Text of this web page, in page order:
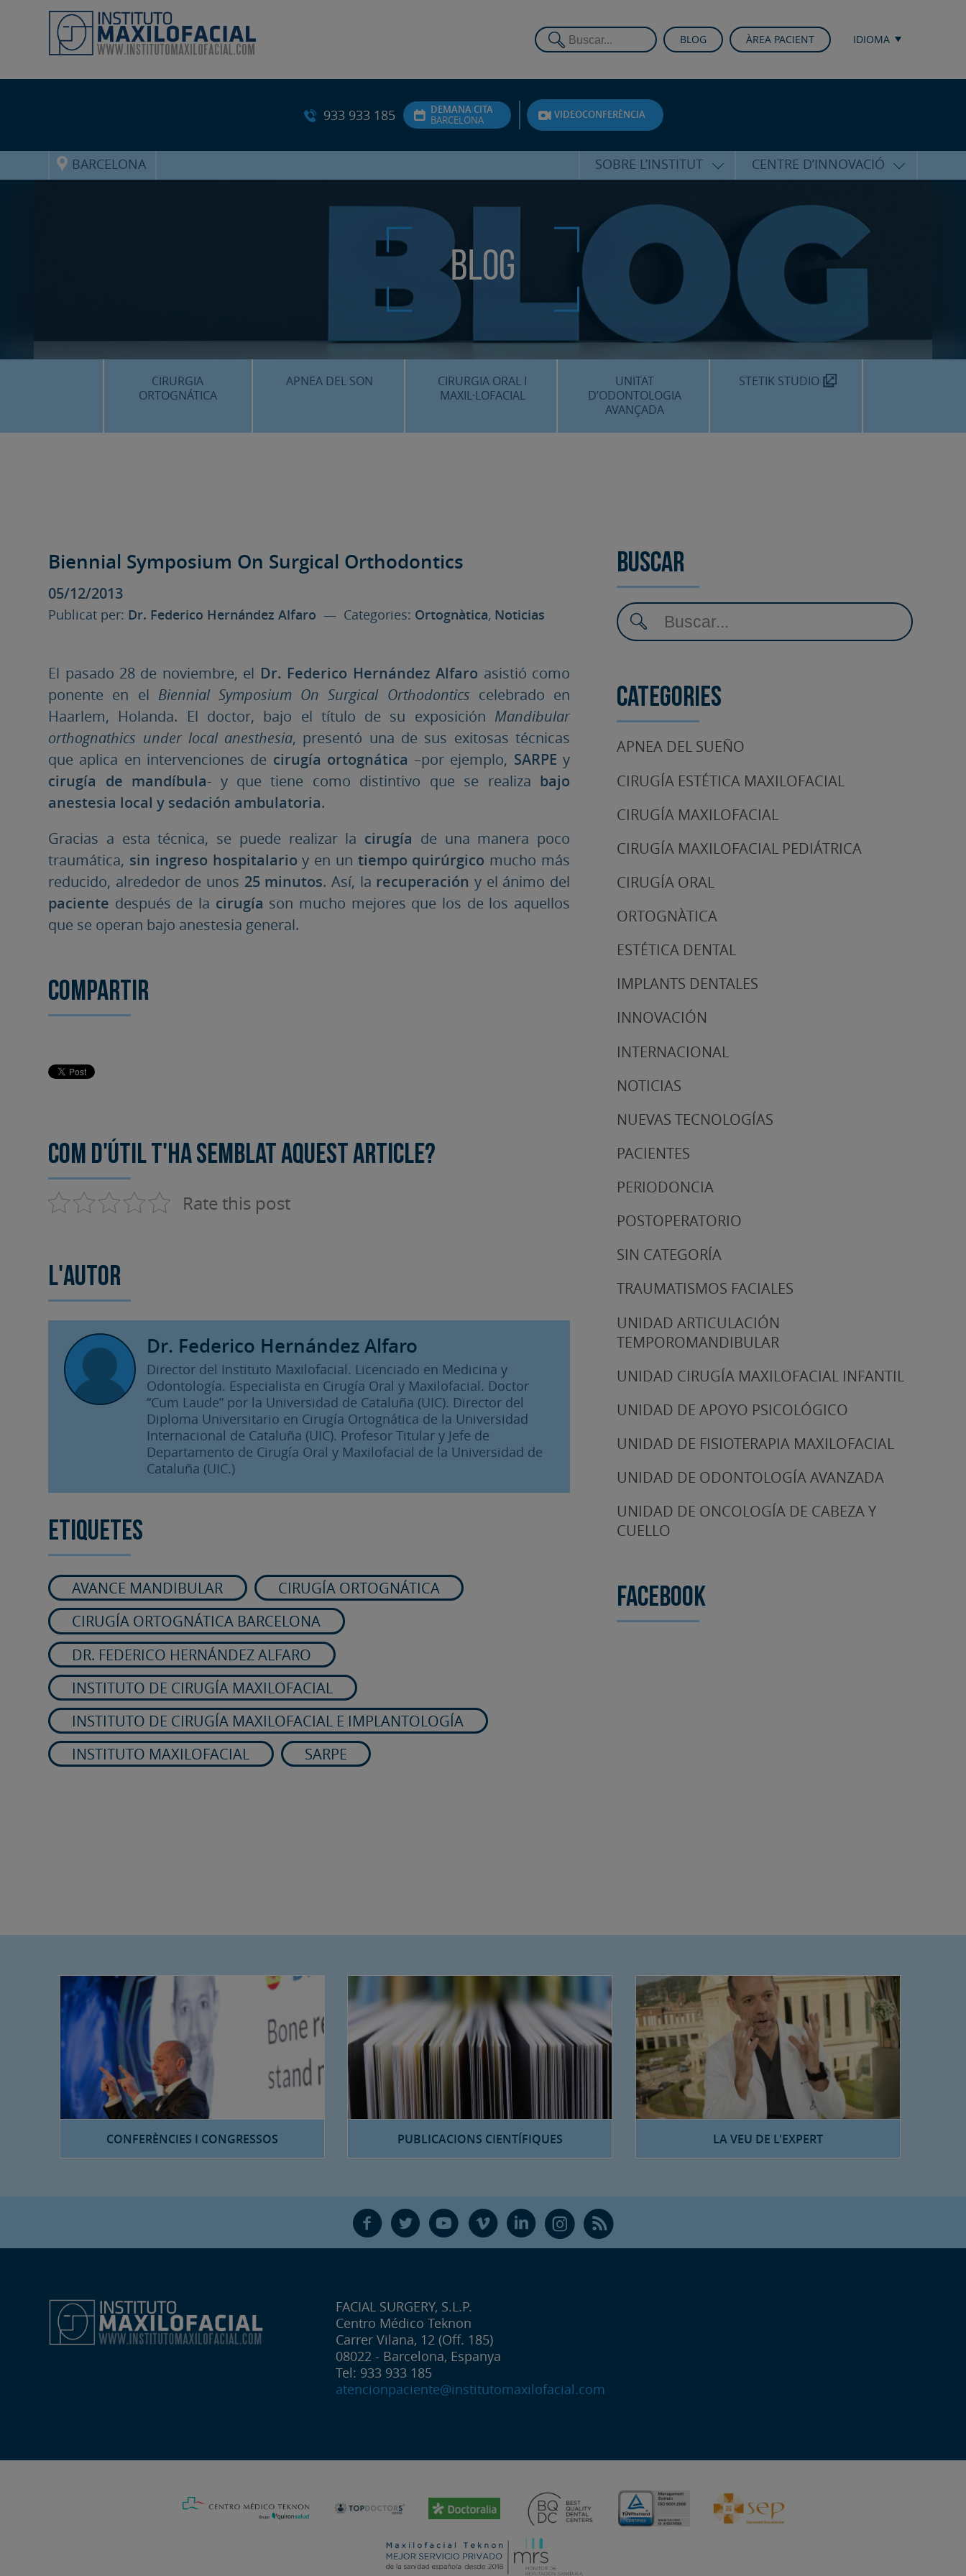
BLOG ÀREA PACIENT IDIOMA
933 933 185
DEMANA CITA
BARCELONA
VIDEOCONFERÈNCIA
BARCELONA SOBRE L’INSTITUT
ALFARO
ATENCIÓ PERSONALITZADA
UNITAT DE SUPORT
PSICOLÒGIC
SERVEIS INTERNACIONALS
CENTRE MÈDIC TEKNON
ON SOM?
CENTRE D’INNOVACIÓ
CONFERÈNCIES I CONGRESSOS
FORMACIÓ
PUBLICACIONS CIENTÍFIQUES
LA VEU DE L’EXPERT
Blog
CIRURGIA
ORTOGNÁTICA
PLANIFICACIÓ 3D
CASOS CLÍNICS
APNEA DEL SON
FAQS
CIRURGIA ORAL I
MAXIL·LOFACIAL
UNITAT
D’ODONTOLOGIA
AVANÇADA
STETIK STUDIO
Biennial Symposium On Surgical Orthodontics
05/12/2013
Publicat per: Dr. Federico Hernández Alfaro — Categories: Ortognàtica, Noticias
El pasado 28 de noviembre, el Dr. Federico Hernández Alfaro asistió como
ponente en el Biennial Symposium On Surgical Orthodontics celebrado en
Haarlem, Holanda. El doctor, bajo el título de su exposición Mandibular
orthognathics under local anesthesia, presentó una de sus exitosas técnicas
que aplica en intervenciones de cirugía ortognática –por ejemplo, SARPE y
cirugía de mandíbula- y que tiene como distintivo que se realiza bajo
anestesia local y sedación ambulatoria.
Gracias a esta técnica, se puede realizar la cirugía de una manera poco
traumática, sin ingreso hospitalario y en un tiempo quirúrgico mucho más
reducido, alrededor de unos 25 minutos. Así, la recuperación y el ánimo del
paciente después de la cirugía son mucho mejores que los de los aquellos
que se operan bajo anestesia general.
Compartir
Com d'útil t'ha semblat aquest article?
Rate this post
L'autor
Dr. Federico Hernández Alfaro
Director del Instituto Maxilofacial. Licenciado en Medicina y
Odontología. Especialista en Cirugía Oral y Maxilofacial. Doctor
“Cum Laude” por la Universidad de Cataluña (UIC). Director del
Diploma Universitario en Cirugía Ortognática de la Universidad
Internacional de Cataluña (UIC). Profesor Titular y Jefe de
Departamento de Cirugía Oral y Maxilofacial de la Universidad de
Cataluña (UIC.)
Etiquetes
AVANCE MANDIBULAR
CIRUGÍA ORTOGNÁTICA
CIRUGÍA ORTOGNÁTICA BARCELONA
DR. FEDERICO HERNÁNDEZ ALFARO
INSTITUTO DE CIRUGÍA MAXILOFACIAL
INSTITUTO DE CIRUGÍA MAXILOFACIAL E IMPLANTOLOGÍA
INSTITUTO MAXILOFACIAL
SARPE
Buscar
Categories
APNEA DEL SUEÑO
CIRUGÍA ESTÉTICA MAXILOFACIAL
CIRUGÍA MAXILOFACIAL
CIRUGÍA MAXILOFACIAL PEDIÁTRICA
CIRUGÍA ORAL
ORTOGNÀTICA
ESTÉTICA DENTAL
IMPLANTS DENTALES
INNOVACIÓN
INTERNACIONAL
NOTICIAS
NUEVAS TECNOLOGÍAS
PACIENTES
PERIODONCIA
POSTOPERATORIO
SIN CATEGORÍA
TRAUMATISMOS FACIALES
UNIDAD ARTICULACIÓN
TEMPOROMANDIBULAR
UNIDAD CIRUGÍA MAXILOFACIAL INFANTIL
UNIDAD DE APOYO PSICOLÓGICO
UNIDAD DE FISIOTERAPIA MAXILOFACIAL
UNIDAD DE ODONTOLOGÍA AVANZADA
UNIDAD DE ONCOLOGÍA DE CABEZA Y
CUELLO
Facebook
CONFERÈNCIES I CONGRESSOS PUBLICACIONS CIENTÍFIQUES LA VEU DE L'EXPERT
F T Y V L Ñ R
FACIAL SURGERY, S.L.P.
Centro Médico Teknon
Carrer Vilana, 12 (Off. 185)
08022 - Barcelona, Espanya
Tel: 933 933 185
atencionpaciente@institutomaxilofacial.com